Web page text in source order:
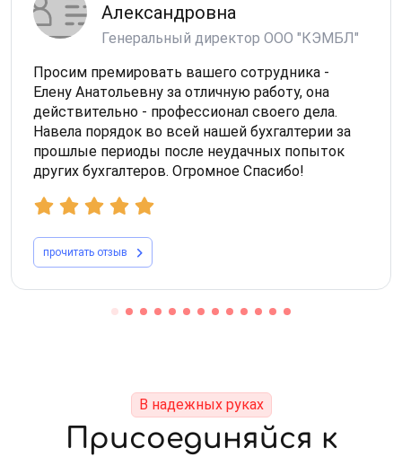
Александровна
Генеральный директор ООО "КЭМБЛ"
Просим премировать вашего сотрудника -
Елену Анатольевну за отличную работу, она
действительно - профессионал своего дела.
Навела порядок во всей нашей бухгалтерии за
прошлые периоды после неудачных попыток
других бухгалтеров. Огромное Спасибо!
прочитать отзыв
В надежных руках
Присоединяйся к